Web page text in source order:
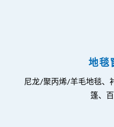
地毯
尼龙/聚丙烯/羊毛地毯、
篷、